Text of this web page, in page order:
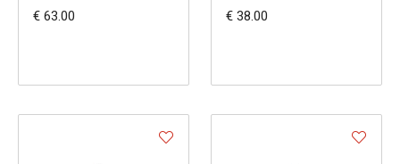
€ 63.00 € 38.00